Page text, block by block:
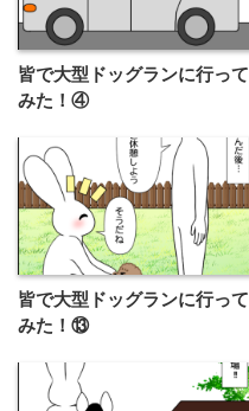
皆で大型ドッグランに行って
みた！④
皆で大型ドッグランに行って
みた！⑬